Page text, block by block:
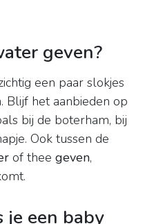
geven?
een paar slokjes
Blijf het aanbieden op
bij de boterham, bij
Ook tussen de
of thee geven,
een baby